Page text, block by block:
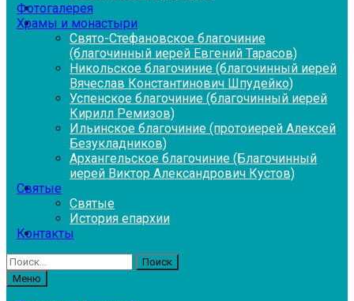
Фотогалерея
Храмы и монастыри
Свято-Стефановское благочиние
(благочинный иерей Евгений Тарасов)
Никольское благочиние (благочинный иерей
Вячеслав Константинович Шпудейко)
Успенское благочиние (благочинный иерей
Кирилл Ремизов)
Ильинское благочиние (протоиерей Алексей
Безукладников)
Архангельское благочиние (Благочинный
иерей Виктор Александрович Кустов)
Святые
Святые
История епархии
Контакты
Найти:
Меню